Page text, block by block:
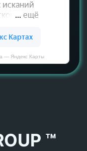
— Яндекс Карты
™